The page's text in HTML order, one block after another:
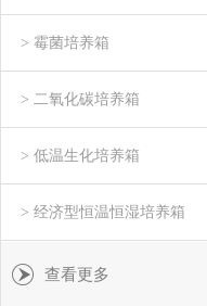
> 霉菌培养箱
> 二氧化碳培养箱
> 低温生化培养箱
> 经济型恒温恒湿培养箱
查看更多